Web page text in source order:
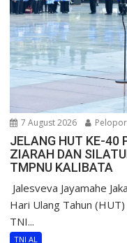
7 August 2026
JELANG HUT KE-40
ZIARAH DAN
TMPNU KALIBATA
Jalesveva Jayamahe
Hari Ulang Tahun
TNI...
TNI AL